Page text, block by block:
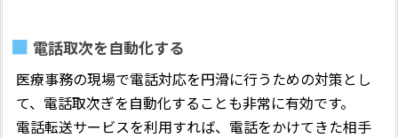
電話取次を自動化する
医療事務の現場で電話対応を円滑に行うための対策とし
て、電話取次ぎを自動化することも非常に有効です。
電話転送サービスを利用すれば、電話をかけてきた相手